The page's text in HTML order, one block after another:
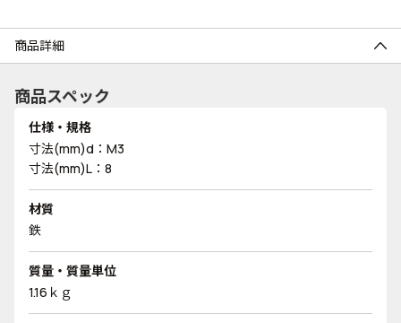
商品詳細
商品スペック
仕様・規格
寸法(mm)d：M3
寸法(mm)L：8
材質
鉄
質量・質量単位
1.16ｋｇ